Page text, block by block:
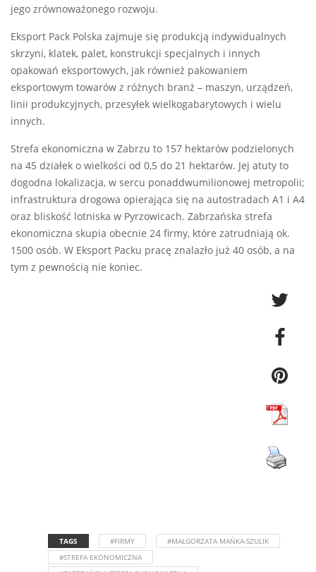
jego zrównoważonego rozwoju.
Eksport Pack Polska zajmuje się produkcją indywidualnych
skrzyni, klatek, palet, konstrukcji specjalnych i innych
opakowań eksportowych, jak również pakowaniem
eksportowym towarów z różnych branż – maszyn, urządzeń,
linii produkcyjnych, przesyłek wielkogabarytowych i wielu
innych.
Strefa ekonomiczna w Zabrzu to 157 hektarów podzielonych
na 45 działek o wielkości od 0,5 do 21 hektarów. Jej atuty to
dogodna lokalizacja, w sercu ponaddwumilionowej metropolii;
infrastruktura drogowa opierająca się na autostradach A1 i A4
oraz bliskość lotniska w Pyrzowicach. Zabrzańska strefa
ekonomiczna skupia obecnie 24 firmy, które zatrudniają ok.
1500 osób. W Eksport Packu pracę znalazło już 40 osób, a na
tym z pewnością nie koniec.
TAGS #FIRMY
#MAŁGORZATA MAŃKA-SZULIK
#STREFA EKONOMICZNA